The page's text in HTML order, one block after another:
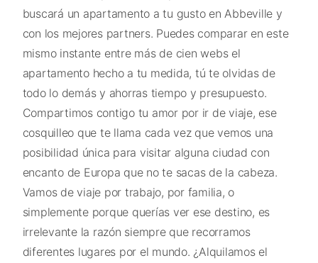
buscará un apartamento a tu gusto en Abbeville y
con los mejores partners. Puedes comparar en este
mismo instante entre más de cien webs el
apartamento hecho a tu medida, tú te olvidas de
todo lo demás y ahorras tiempo y presupuesto.
Compartimos contigo tu amor por ir de viaje, ese
cosquilleo que te llama cada vez que vemos una
posibilidad única para visitar alguna ciudad con
encanto de Europa que no te sacas de la cabeza.
Vamos de viaje por trabajo, por familia, o
simplemente porque querías ver ese destino, es
irrelevante la razón siempre que recorramos
diferentes lugares por el mundo. ¿Alquilamos el